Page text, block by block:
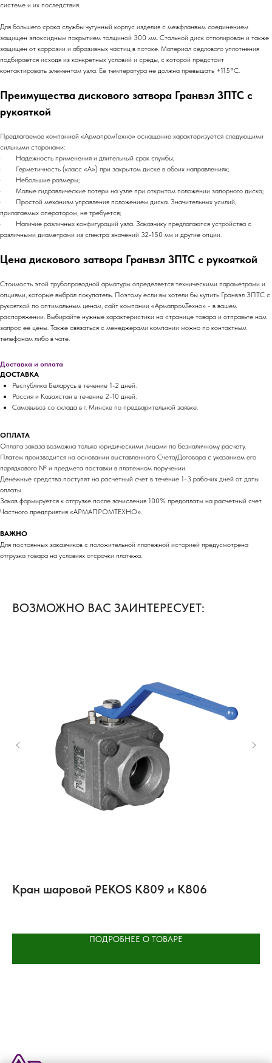
системе и их последствия.
Для большего срока службы чугунный корпус изделия с межфланвым соединением
защищен эпоксидным покрытием толщиной 300 мм. Стальной диск отполирован и также
защищен от коррозии и абразивных частиц в потоке. Материал седлового уплотнения
подбирается исходя из конкретных условий и среды, с которой предстоит
контактировать элементам узла. Ее температура не должна превышать +115°С.
Преимущества дискового затвора Гранвэл ЗПТС с
рукояткой
Предлагаемое компанией «АрмапромТехно» оснащение характеризуется следующими
сильными сторонами:
· Надежность применения и длительный срок службы;
· Герметичность (класс «А») при закрытом диске в обоих направлениях;
· Небольшие размеры;
· Малые гидравлические потери на узле при открытом положении запорного диска;
· Простой механизм управления положением диска. Значительных усилий,
прилагаемых оператором, не требуется;
· Наличие различных конфигураций узла. Заказчику предлагаются устройства с
различными диаметрами из спектра значений 32-150 мм и другие опции.
Цена дискового затвора Гранвэл ЗПТС с рукояткой
Стоимость этой трубопроводной арматуры определяется техническими параметрами и
опциями, которые выбрал покупатель. Поэтому если вы хотели бы купить Гранвэл ЗПТС с
рукояткой по оптимальным ценам, сайт компании «АрмапромТехно» - в вашем
распоряжении. Выбирайте нужные характеристики на странице товара и отправьте нам
запрос ее цены. Также связаться с менеджерами компании можно по контактным
телефонам либо в чате.
Доставка и оплата
ДОСТАВКА
Республика Беларусь в течение 1-2 дней.
Россия и Казахстан в течение 2-10 дней.
Самовывоз со склада в г. Минске по предварительной заявке.
ОПЛАТА
Оплата заказа возможна только юридическими лицами по безналичному расчету.
Платеж производится на основании выставленного Счета/Договора с указанием его
порядкового № и предмета поставки в платежном поручении.
Денежные средства поступят на расчетный счет в течение 1-3 рабочих дней от даты
оплаты.
Заказ формируется к отгрузке после зачисления 100% предоплаты на расчетный счет
Частного предприятия «АРМАПРОМТЕХНО».
ВАЖНО
Для постоянных заказчиков с положительной платежной историей предусмотрена
отгрузка товара на условиях отсрочки платежа.
ВОЗМОЖНО ВАС ЗАИНТЕРЕСУЕТ:
Кран шаровой PEKOS K809 и K806
ПОДРОБНЕЕ О ТОВАРЕ